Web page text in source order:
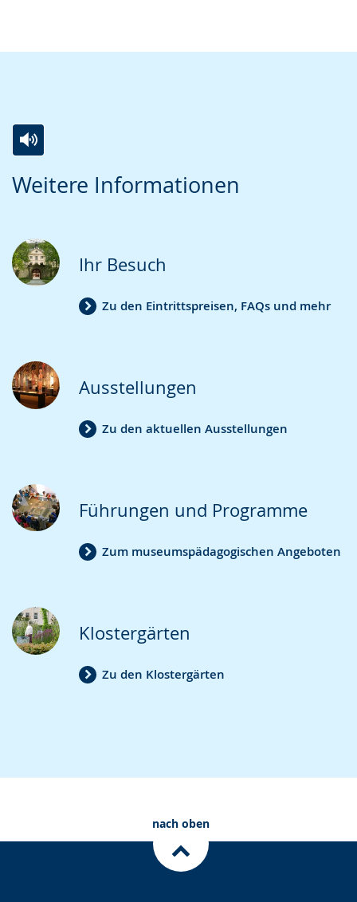
Weitere Informationen
Leichten
wechseln.
Audio-
Video
Deutscher
Gebärdensprache
wird
Ihr Besuch
Zu den Eintrittspreisen, FAQs und mehr
Ausstellungen
Zu den aktuellen Ausstellungen
Führungen und Programme
Zum museumspädagogischen Angeboten
Klostergärten
Zu den Klostergärten
nach oben